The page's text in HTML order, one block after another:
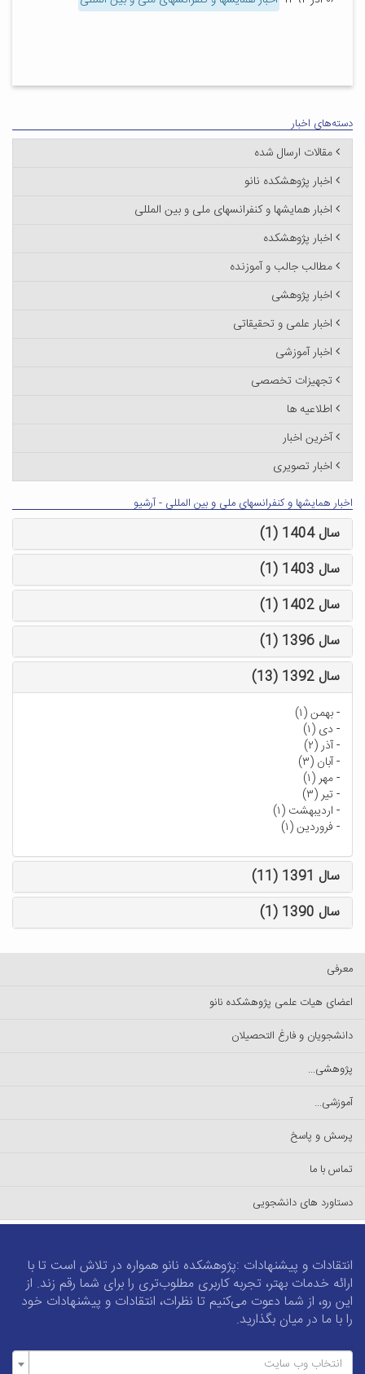
دسته‌های اخبار
مقالات ارسال شده
اخبار پژوهشکده نانو
اخبار همایشها و کنفرانسهای ملی و بین المللی
اخبار پژوهشکده
مطالب جالب و آموزنده
اخبار پژوهشی
اخبار علمی و تحقیقاتی
اخبار آموزشی
تجهیزات تخصصی
اطلاعیه ها
آخرین اخبار
اخبار تصویری
اخبار همایشها و کنفرانسهای ملی و بین المللی - آرشیو
سال 1404 (1)
سال 1403 (1)
سال 1402 (1)
سال 1396 (1)
سال 1392 (13)
-بهمن (۱)
- دی (۱)
-آذر (۲)
-آبان (۳)
-مهر (۱)
-تیر (۳)
- اردیبهشت (۱)
- فروردین (۱)
سال 1391 (11)
سال 1390 (1)
معرفی
اعضای هیات علمی پژوهشکده نانو
دانشجویان و فارغ التحصیلان
پژوهشی...
آموزشی...
پرسش و پاسخ
تماس با ما
دستاورد های دانشجویی
انتقادات و پیشنهادات :پژوهشکده نانو همواره در تلاش است تا با
ارائه خدمات بهتر، تجربه کاربری مطلوب‌تری را برای شما رقم زند. از
این رو، از شما دعوت می‌کنیم تا نظرات، انتقادات و پیشنهادات خود
را با ما در میان بگذارید.
انتخاب وب سایت